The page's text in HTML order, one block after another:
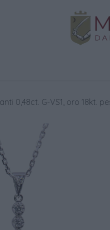
0,48ct. G-VS1, oro 18kt.